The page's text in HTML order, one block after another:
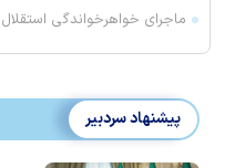
ماجرای خواهرخواندگی
پیشنهاد سردبیر